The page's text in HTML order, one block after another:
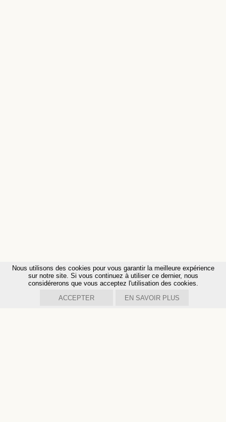
Nous utilisons des cookies pour vous garantir la meilleure expérience
sur notre site. Si vous continuez à utiliser ce dernier, nous
considérerons que vous acceptez l'utilisation des cookies.
ACCEPTER
EN SAVOIR PLUS